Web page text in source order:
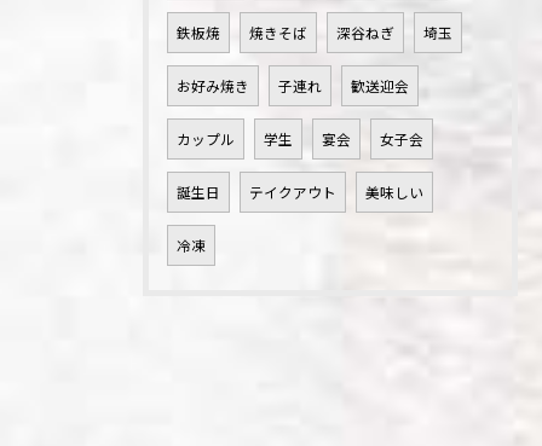
鉄板焼 焼きそば 深谷ねぎ 埼玉
お好み焼き 子連れ 歓送迎会
カップル 学生 宴会 女子会
誕生日 テイクアウト 美味しい
冷凍